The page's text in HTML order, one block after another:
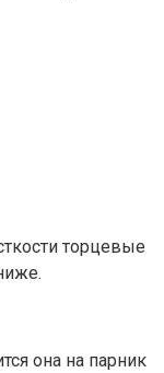
торцевые
она на парник